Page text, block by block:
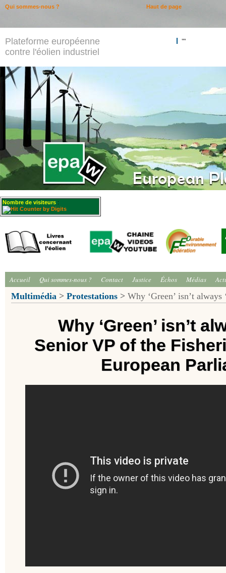
Plateforme européenne
contre l'éolien industriel
""
Nombre de visiteurs :
Accueil Qui sommes-nous ? Contact Justice Échos Médias
Multimédia > Protestations > Why ‘Green’ isn’t always
Why ‘Green’ isn’t
Senior VP of the
European
Haut de page
Qui sommes-nous ?